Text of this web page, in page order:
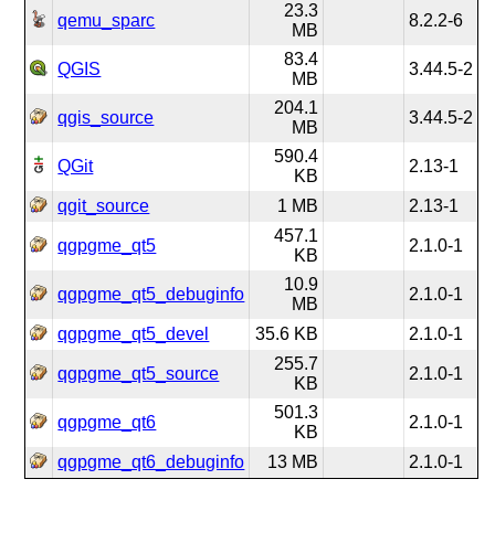
qemu_sparc
23.3
MB
8.2.2-6
QGIS
83.4
MB
3.44.5-2
qgis_source
204.1
MB
3.44.5-2
QGit
590.4
KB
2.13-1
qgit_source 1 MB 2.13-1
qgpgme_qt5
457.1
KB
2.1.0-1
qgpgme_qt5_debuginfo
10.9
MB
2.1.0-1
qgpgme_qt5_devel 35.6 KB 2.1.0-1
qgpgme_qt5_source
255.7
KB
2.1.0-1
qgpgme_qt6
501.3
KB
2.1.0-1
qgpgme_qt6_debuginfo 13 MB 2.1.0-1